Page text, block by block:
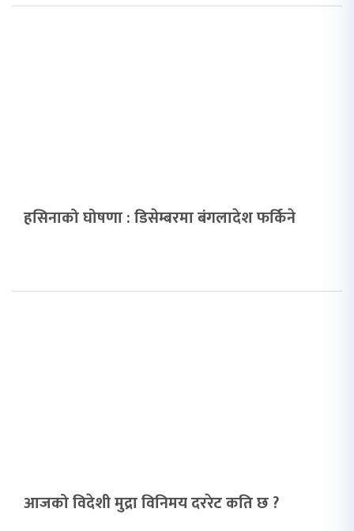
हसिनाको घोषणा : डिसेम्बरमा बंगलादेश फर्किने
आजको विदेशी मुद्रा विनिमय दररेट कति छ ?